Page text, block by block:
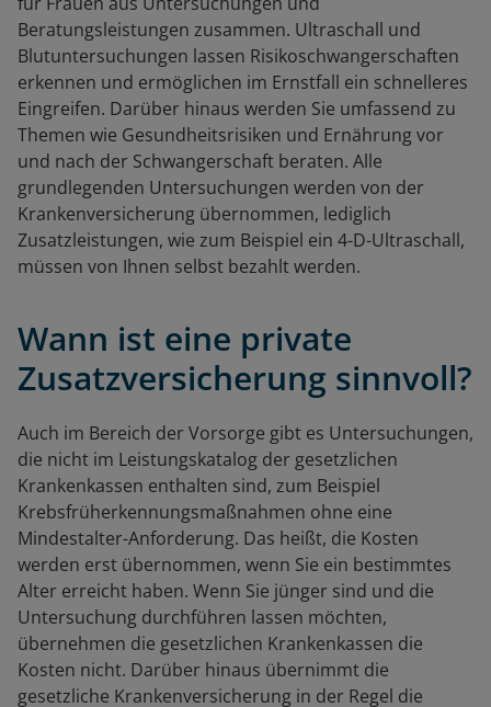
Beratungsleistungen zusammen. Ultraschall und
Blutuntersuchungen lassen Risikoschwangerschaften
erkennen und ermöglichen im Ernstfall ein schnelleres
Eingreifen. Darüber hinaus werden Sie umfassend zu
Themen wie Gesundheitsrisiken und Ernährung vor
und nach der Schwangerschaft beraten. Alle
grundlegenden Untersuchungen werden von der
Krankenversicherung übernommen, lediglich
Zusatzleistungen, wie zum Beispiel ein 4-D-Ultraschall,
müssen von Ihnen selbst bezahlt werden.
Wann ist eine private
Zusatzversicherung sinnvoll?
Auch im Bereich der Vorsorge gibt es Untersuchungen,
die nicht im Leistungskatalog der gesetzlichen
Krankenkassen enthalten sind, zum Beispiel
Krebsfrüherkennungsmaßnahmen ohne eine
Mindestalter-Anforderung. Das heißt, die Kosten
werden erst übernommen, wenn Sie ein bestimmtes
Alter erreicht haben. Wenn Sie jünger sind und die
Untersuchung durchführen lassen möchten,
übernehmen die gesetzlichen Krankenkassen die
Kosten nicht. Darüber hinaus übernimmt die
gesetzliche Krankenversicherung in der Regel die